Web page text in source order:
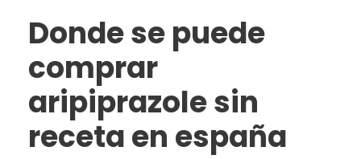
Donde se puede
comprar
aripiprazole sin
receta en españa